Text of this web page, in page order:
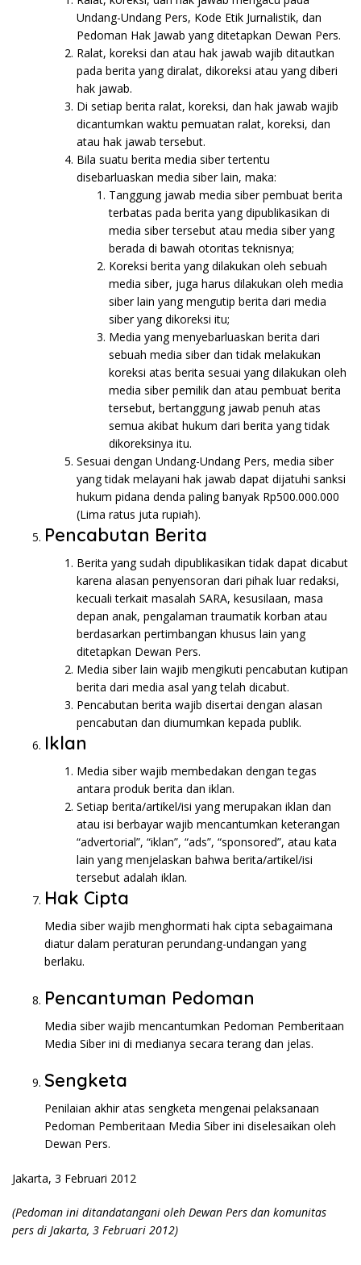
Undang-Undang Pers, Kode Etik Jurnalistik, dan
Pedoman Hak Jawab yang ditetapkan Dewan Pers.
Ralat, koreksi dan atau hak jawab wajib ditautkan
pada berita yang diralat, dikoreksi atau yang diberi
hak jawab.
Di setiap berita ralat, koreksi, dan hak jawab wajib
dicantumkan waktu pemuatan ralat, koreksi, dan
atau hak jawab tersebut.
Bila suatu berita media siber tertentu
disebarluaskan media siber lain, maka:
Tanggung jawab media siber pembuat berita
terbatas pada berita yang dipublikasikan di
media siber tersebut atau media siber yang
berada di bawah otoritas teknisnya;
Koreksi berita yang dilakukan oleh sebuah
media siber, juga harus dilakukan oleh media
siber lain yang mengutip berita dari media
siber yang dikoreksi itu;
Media yang menyebarluaskan berita dari
sebuah media siber dan tidak melakukan
koreksi atas berita sesuai yang dilakukan oleh
media siber pemilik dan atau pembuat berita
tersebut, bertanggung jawab penuh atas
semua akibat hukum dari berita yang tidak
dikoreksinya itu.
Sesuai dengan Undang-Undang Pers, media siber
yang tidak melayani hak jawab dapat dijatuhi sanksi
hukum pidana denda paling banyak Rp500.000.000
(Lima ratus juta rupiah).
Pencabutan Berita
Berita yang sudah dipublikasikan tidak dapat dicabut
karena alasan penyensoran dari pihak luar redaksi,
kecuali terkait masalah SARA, kesusilaan, masa
depan anak, pengalaman traumatik korban atau
berdasarkan pertimbangan khusus lain yang
ditetapkan Dewan Pers.
Media siber lain wajib mengikuti pencabutan kutipan
berita dari media asal yang telah dicabut.
Pencabutan berita wajib disertai dengan alasan
pencabutan dan diumumkan kepada publik.
Iklan
Media siber wajib membedakan dengan tegas
antara produk berita dan iklan.
Setiap berita/artikel/isi yang merupakan iklan dan
atau isi berbayar wajib mencantumkan keterangan
“advertorial”, “iklan”, “ads”, “sponsored”, atau kata
lain yang menjelaskan bahwa berita/artikel/isi
tersebut adalah iklan.
Hak Cipta
Media siber wajib menghormati hak cipta sebagaimana
diatur dalam peraturan perundang-undangan yang
berlaku.
Pencantuman Pedoman
Media siber wajib mencantumkan Pedoman Pemberitaan
Media Siber ini di medianya secara terang dan jelas.
Sengketa
Penilaian akhir atas sengketa mengenai pelaksanaan
Pedoman Pemberitaan Media Siber ini diselesaikan oleh
Dewan Pers.
Jakarta, 3 Februari 2012
(Pedoman ini ditandatangani oleh Dewan Pers dan komunitas
pers di Jakarta, 3 Februari 2012)